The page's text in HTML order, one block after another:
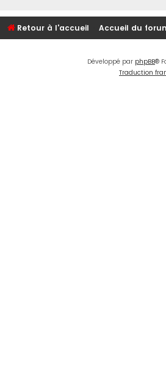
Retour à l'accueil Accueil du
Développé par phpBB®
Traduction